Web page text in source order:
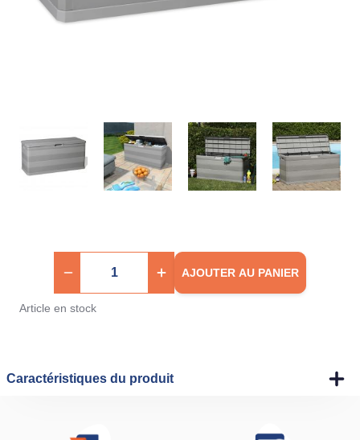
AJOUTER AU PANIER
Article en stock
Caractéristiques du produit